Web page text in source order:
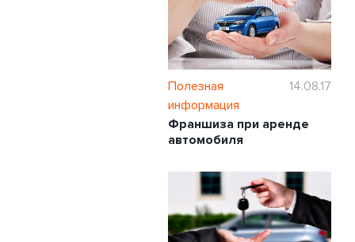
Полезная
информация
14.08.17
Франшиза при аренде
автомобиля